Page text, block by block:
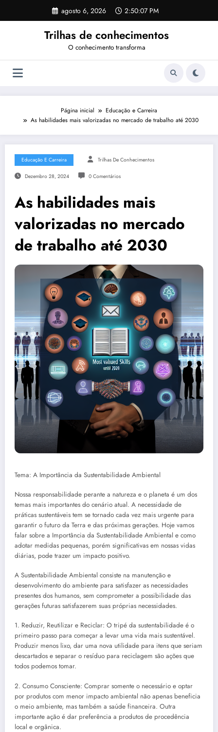
o
agosto 6, 2026 2:50:08 PM
Trilhas de conhecimentos
O conhecimento transforma
Página inicial
Educação e Carreira
As habilidades mais valorizadas no mercado de trabalho até 2030
Educação E Carreira Trilhas De Conhecimentos
Dezembro 28, 2024 0 Comentários
As habilidades mais
valorizadas no mercado
de trabalho até 2030
Tema: A Importância da Sustentabilidade Ambiental
Nossa responsabilidade perante a natureza e o planeta é um dos
temas mais importantes do cenário atual. A necessidade de
práticas sustentáveis tem se tornado cada vez mais urgente para
garantir o futuro da Terra e das próximas gerações. Hoje vamos
falar sobre a Importância da Sustentabilidade Ambiental e como
adotar medidas pequenas, porém significativas em nossas vidas
diárias, pode trazer um impacto positivo.
A Sustentabilidade Ambiental consiste na manutenção e
desenvolvimento do ambiente para satisfazer as necessidades
presentes dos humanos, sem comprometer a possibilidade das
gerações futuras satisfazerem suas próprias necessidades.
1. Reduzir, Reutilizar e Reciclar: O tripé da sustentabilidade é o
primeiro passo para começar a levar uma vida mais sustentável.
Produzir menos lixo, dar uma nova utilidade para itens que seriam
descartados e separar o resíduo para reciclagem são ações que
todos podemos tomar.
2. Consumo Consciente: Comprar somente o necessário e optar
por produtos com menor impacto ambiental não apenas beneficia
o meio ambiente, mas também a saúde financeira. Outra
importante ação é dar preferência a produtos de procedência
local e orgânica.